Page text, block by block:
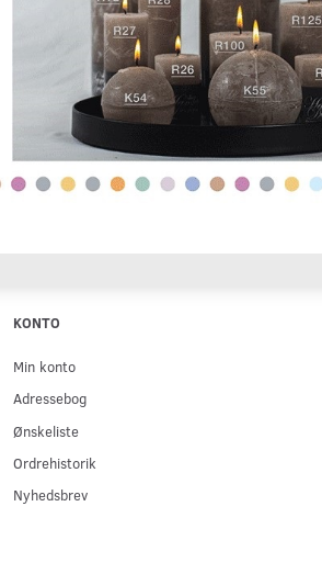
KONTO
Min konto
Adressebog
Ønskeliste
Ordrehistorik
Nyhedsbrev